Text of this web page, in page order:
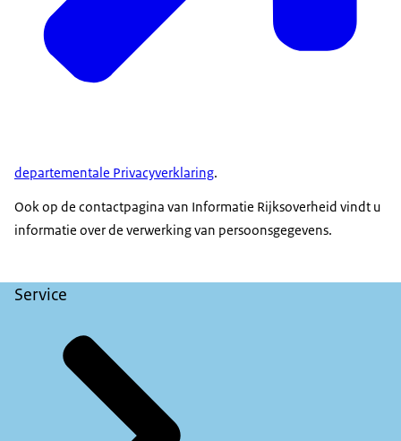
departementale Privacyverklaring.
Ook op de contactpagina van Informatie Rijksoverheid vindt u
informatie over de verwerking van persoonsgegevens.
Service